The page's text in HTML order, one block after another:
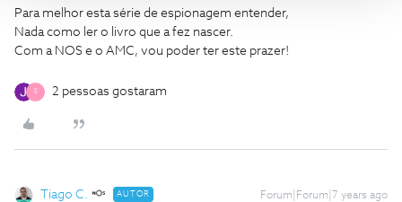
Para melhor esta série de espionagem entender,
Nada como ler o livro que a fez nascer.
Com a NOS e o AMC, vou poder ter este prazer!
E 2 pessoas gostaram
Tiago C. AUTOR Forum|Forum|7 years ago